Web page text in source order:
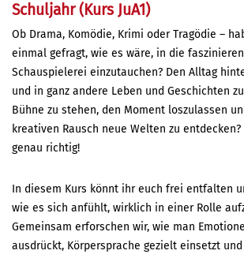
Schuljahr (Kurs JuA1)
Ob Drama, Komödie, Krimi oder Tragödie –
einmal gefragt, wie es wäre, in die
Schauspielerei einzutauchen? Den Alltag
und in ganz andere Leben und Geschichten
Bühne zu stehen, den Moment loszulassen
kreativen Rausch neue Welten zu
genau richtig!
In diesem Kurs könnt ihr euch frei entfalten
wie es sich anfühlt, wirklich in einer Rolle
Gemeinsam erforschen wir, wie man
ausdrückt, Körpersprache gezielt einsetzt